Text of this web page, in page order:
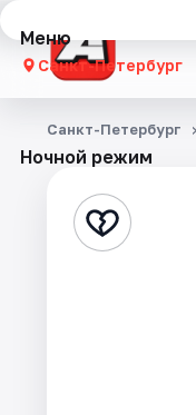
Меню
Санкт-Петербург
Концерты
Стендап
Ночной режим
Санкт-Петербург